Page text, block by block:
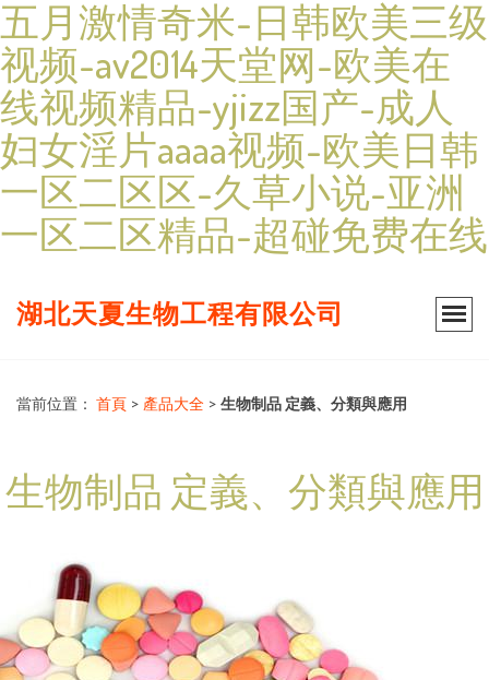
五月激情奇米-日韩欧美三级
视频-av2014天堂网-欧美在
线视频精品-yjizz国产-成人
妇女淫片aaaa视频-欧美日韩
一区二区区-久草小说-亚洲
一区二区精品-超碰免费在线
湖北天夏生物工程有限公司
當前位置： 首頁 > 產品大全 > 生物制品 定義、分類與應用
生物制品 定義、分類與應用